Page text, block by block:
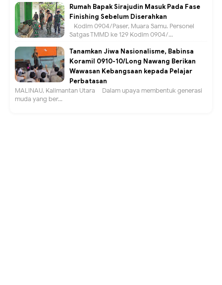
Rumah Bapak Sirajudin Masuk Pada Fase
Finishing Sebelum Diserahkan
Kodim 0904/Paser, Muara Samu. Personel
Satgas TMMD ke 129 Kodim 0904/...
Tanamkan Jiwa Nasionalisme, Babinsa
Koramil 0910-10/Long Nawang Berikan
Wawasan Kebangsaan kepada Pelajar
Perbatasan
MALINAU, Kalimantan Utara – Dalam upaya membentuk generasi
muda yang ber...